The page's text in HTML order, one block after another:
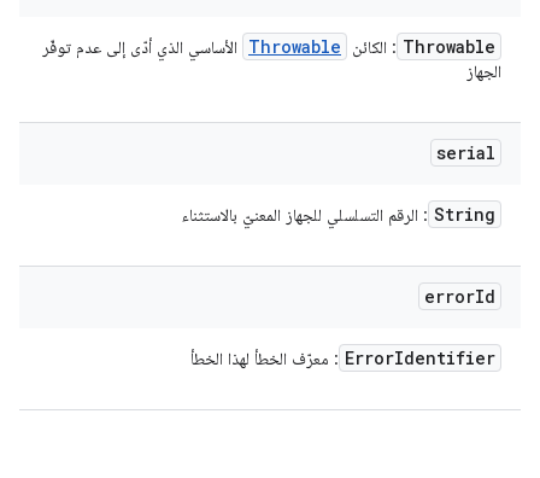
Throwable : الكائن Throwable
الأساسي الذي أدّى إلى عدم توفّر
الجهاز
serial
String : الرقم التسلسلي للجهاز المعنيّ بالاستثناء
errorId
ErrorIdentifier : معرّف الخطأ لهذا الخطأ